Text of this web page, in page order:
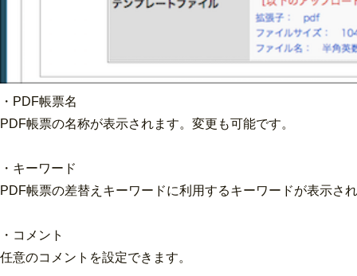
・PDF帳票名
PDF帳票の名称が表示されます。変更も可能です。
・キーワード
PDF帳票の差替えキーワードに利用するキーワードが表示さ
・コメント
任意のコメントを設定できます。